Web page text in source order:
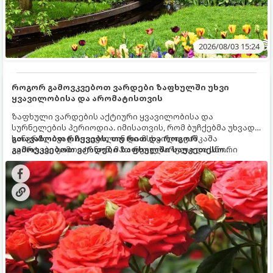
2026/08/03 15:24
როგორ გამოვკვებოთ ვარდები ზაფხულში უხვი
ყვავილობისა და არომატისთვის
ზაფხული ვარდების აქტიური ყვავილობისა და
სურნელების პერიოდია. იმისათვის, რომ ბუჩქებმა უხვად,
ხანგრძლივად იყვავილონ და მსხვილი, კაშკაშა
კვირტები გამოიტანონ, მათ რეგულარული და სწორი
გამოკვება სჭირდებათ. ზაფხულის პერიოდში მცენარის
მოთხოვნილებები იცვლება, ამიტომ მნიშვნელოვანია
ვიცოდეთ, რომელი სასუქები გამოიყენება ამ დროს.
გთავაზობთ რჩევებს, თუ რით და როგორ
გამოვკვებოთ ვარდები ზაფხულში საუკეთესო
შედეგის მისაღწევად: